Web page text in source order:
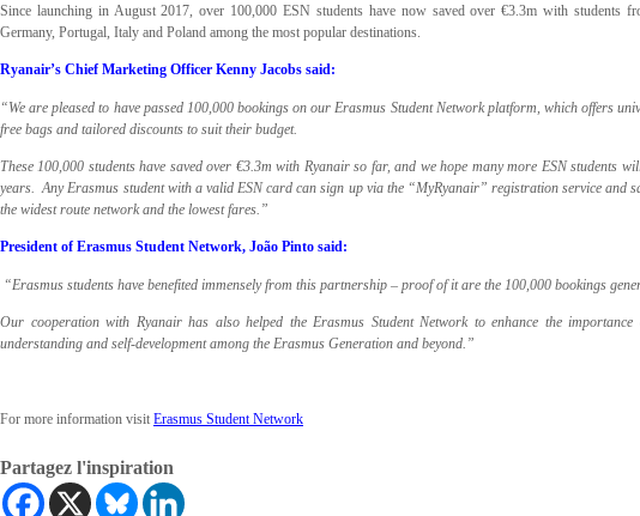
Since launching in August 2017, over 100,000 ESN students have now saved over €3.3m with students
Germany, Portugal, Italy and Poland among the most popular destinations.
Ryanair’s Chief Marketing Officer Kenny Jacobs said:
“We are pleased to have passed 100,000 bookings on our Erasmus Student Network platform, which offers
free bags and tailored discounts to suit their budget.
These 100,000 students have saved over €3.3m with Ryanair so far, and we hope many more ESN students
years. Any Erasmus student with a valid ESN card can sign up via the “MyRyanair” registration service and
the widest route network and the lowest fares.”
President of Erasmus Student Network, João Pinto said:
“Erasmus students have benefited immensely from this partnership – proof of it are the 100,000 bookings
Our cooperation with Ryanair has also helped the Erasmus Student Network to enhance the
understanding and self-development among the Erasmus Generation and beyond.”
For more information visit Erasmus Student Network
Partagez l'inspiration